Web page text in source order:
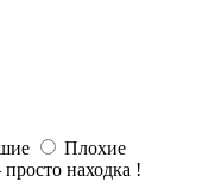
Плохие
находка !